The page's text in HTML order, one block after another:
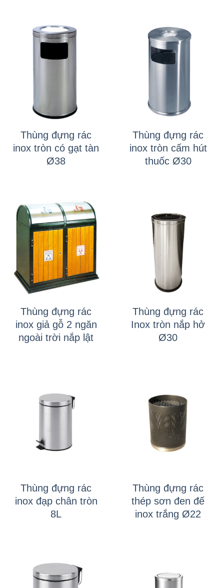
Thùng đựng rác
inox tròn có gạt tàn
Ø38
Thùng đựng rác
inox tròn cấm hút
thuốc Ø30
Thùng đựng rác
inox giả gỗ 2 ngăn
ngoài trời nắp lật
Thùng đựng rác
Inox tròn nắp hở
Ø30
Thùng đựng rác
inox đạp chân tròn
8L
Thùng đựng rác
thép sơn đen đế
inox trắng Ø22